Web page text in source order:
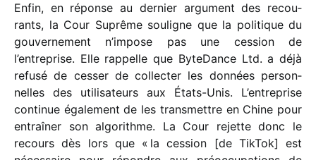
Enfin, en réponse au dernier argu­ment des recou­
rants, la Cour Suprême souligne que la poli­tique du
gouver­ne­ment n’impose pas une cession de
l’entreprise. Elle rappelle que ByteDance Ltd. a déjà
refusé de cesser de collec­ter les données person­
nelles des utili­sa­teurs aux États-Unis. L’entreprise
conti­nue égale­ment de les trans­mettre en Chine pour
entraî­ner son algo­rithme. La Cour rejette donc le
recours dès lors que « la cession [de TikTok] est